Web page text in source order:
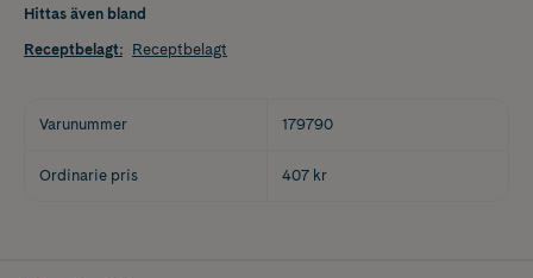
Hittas även bland
Receptbelagt: Receptbelagt
Varunummer 179790
Ordinarie pris 407 kr